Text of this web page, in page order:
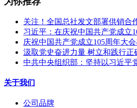
关注！全国总社发文部署供销合
习近平：在庆祝中国共产党成立
庆祝中国共产党成立105周年大
汲取党史奋进力量 树立和践行
中共中央组织部：坚持以习近平
关于我们
公司品牌